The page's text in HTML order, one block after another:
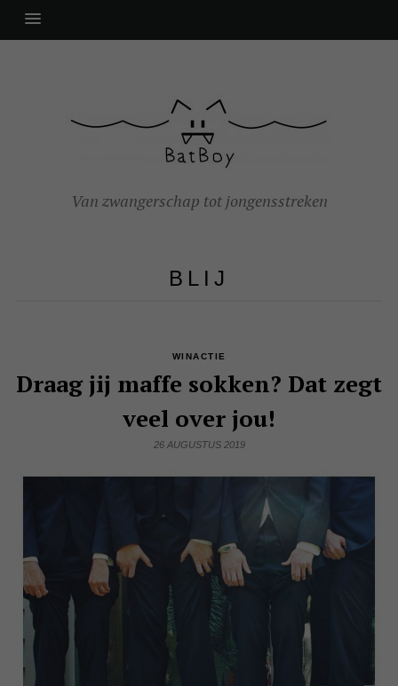
Van zwangerschap tot jongensstreken
BLIJ
WINACTIE
Draag jij maffe sokken? Dat zegt
veel over jou!
26 AUGUSTUS 2019